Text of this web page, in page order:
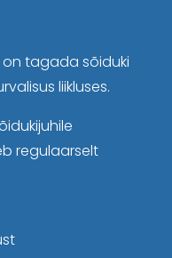
tagada sõiduki
liikluses.
regulaarselt